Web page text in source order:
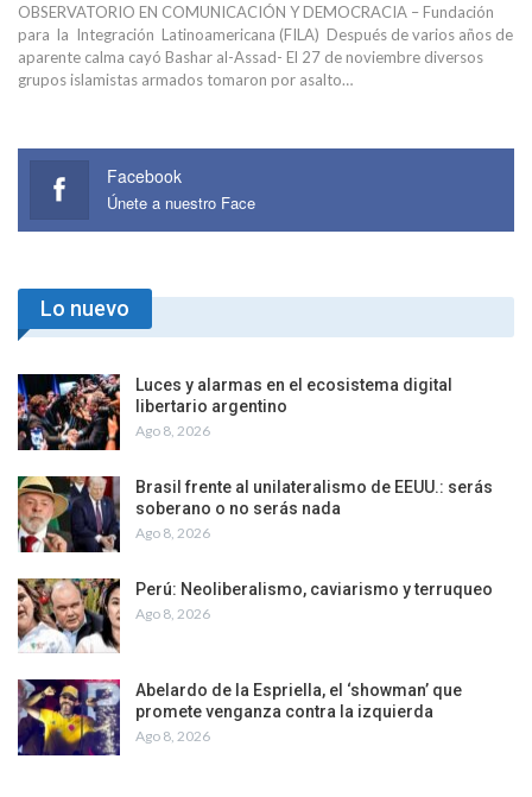
OBSERVATORIO EN COMUNICACIÓN Y DEMOCRACIA – Fundación
para la Integración Latinoamericana (FILA) Después de varios años de
aparente calma cayó Bashar al-Assad- El 27 de noviembre diversos
grupos islamistas armados tomaron por asalto…
Facebook
Únete a nuestro Face
Lo nuevo
Luces y alarmas en el ecosistema digital
libertario argentino
Ago 8, 2026
Brasil frente al unilateralismo de EEUU.: serás
soberano o no serás nada
Ago 8, 2026
Perú: Neoliberalismo, caviarismo y terruqueo
Ago 8, 2026
Abelardo de la Espriella, el ‘showman’ que
promete venganza contra la izquierda
Ago 8, 2026